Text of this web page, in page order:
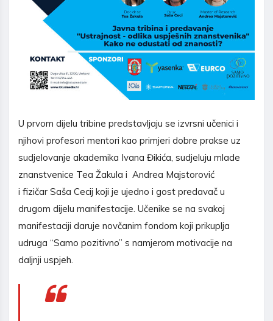
U prvom dijelu tribine predstavljaju se izvrsni učenici i
njihovi profesori mentori kao primjeri dobre prakse uz
sudjelovanje akademika Ivana Đikića, sudjeluju mlade
znanstvenice Tea Žakula i Andrea Majstorović
i fizičar Saša Cecij koji je ujedno i gost predavač u
drugom dijelu manifestacije. Učenike se na svakoj
manifestaciji daruje novčanim fondom koji prikuplja
udruga “Samo pozitivno” s namjerom motivacije na
daljnji uspjeh.